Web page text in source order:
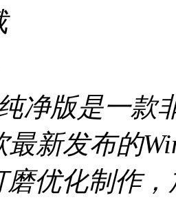
净版是一款
最新发布的
磨优化制作